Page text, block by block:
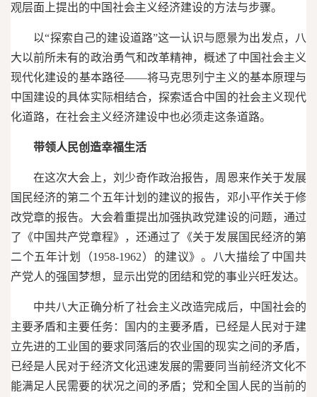
观层面上提出的中国社会主义经济建设的方法与步骤。
以“探索自己的建设道路”这一认识与愿景为出发点，八
大以前所未有的政治勇气和改革精神，概述了中国社会主义
现代化建设的基本路径——将马克思列宁主义的基本原理与
中国建设的具体实际相结合，探索适合中国的社会主义现代
化道路，在社会主义经济建设中也必须走这条道路。
带领人民创造幸福生活
在这次大会上，刘少奇作政治报告，周恩来作关于发展
国民经济的第二个五年计划的建议的报告，邓小平作关于修
改党章的报告。大会着重提出加强执政党建设的问题，通过
了《中国共产党章程》，还通过了《关于发展国民经济的第
二个五年计划（1958-1962）的建议》。八大描绘了中国共
产党人的强国梦想，显示出党的团结和党的事业兴旺发达。
中共八大正确分析了社会主义改造完成后，中国社会的
主要矛盾和主要任务：国内的主要矛盾，已经是人民对于建
立先进的工业国的要求同落后的农业国的现实之间的矛盾，
已经是人民对于经济文化迅速发展的需要同当前经济文化不
能满足人民需要的状况之间的矛盾；党和全国人民的当前的